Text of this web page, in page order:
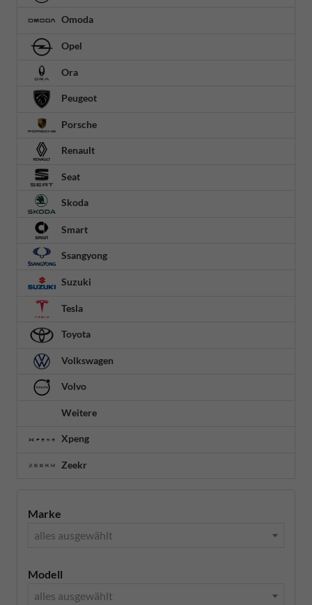
Omoda
Opel
Ora
Peugeot
Porsche
Renault
Seat
Skoda
Smart
Ssangyong
Suzuki
Tesla
Toyota
Volkswagen
Volvo
Weitere
Xpeng
Zeekr
Marke
alles ausgewählt
Modell
alles ausgewählt